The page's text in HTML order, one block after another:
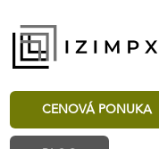
CENOVÁ PONUKA